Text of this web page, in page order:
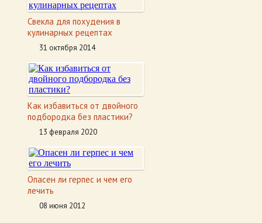
Свекла для похудения в
кулинарных рецептах
31 октября 2014
Как избавиться от двойного
подбородка без пластики?
13 февраля 2020
Опасен ли герпес и чем его
лечить
08 июня 2012